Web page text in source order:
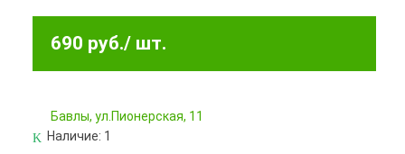
690 руб./ шт.
Бавлы, ул.Пионерская, 11
Наличие: 1